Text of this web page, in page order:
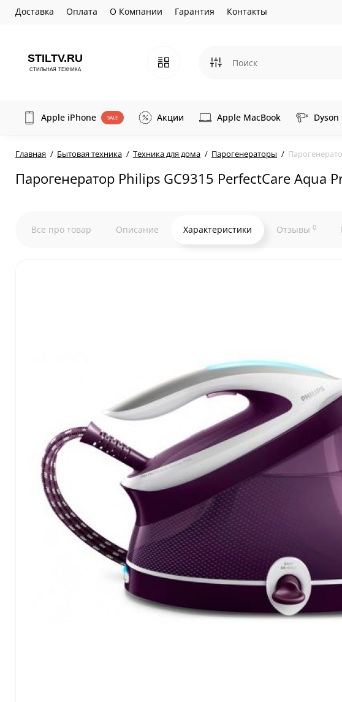
Доставка Оплата О Компании Гарантия Контакты
Apple iPhone SALE Акции Apple MacBook Dyson
Главная Бытовая техника Техника для дома Парогенераторы
Парогенератор Philips GC9315 PerfectCare Aqua
Все про товар Описание Характеристики Отзывы 0